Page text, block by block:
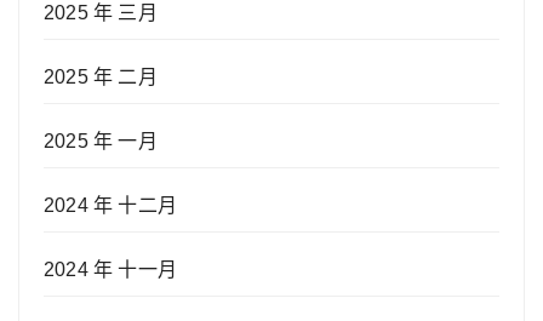
2025 年 三月
2025 年 二月
2025 年 一月
2024 年 十二月
2024 年 十一月